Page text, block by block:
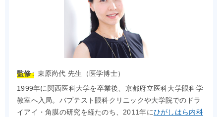
監修 : 東原尚代 先生（医学博士）
1999年に関西医科大学を卒業後、京都府立医科大学眼科学
教室へ入局。バプテスト眼科クリニックや大学院でのドラ
イアイ・角膜の研究を経たのち、2011年にひがしはら内科